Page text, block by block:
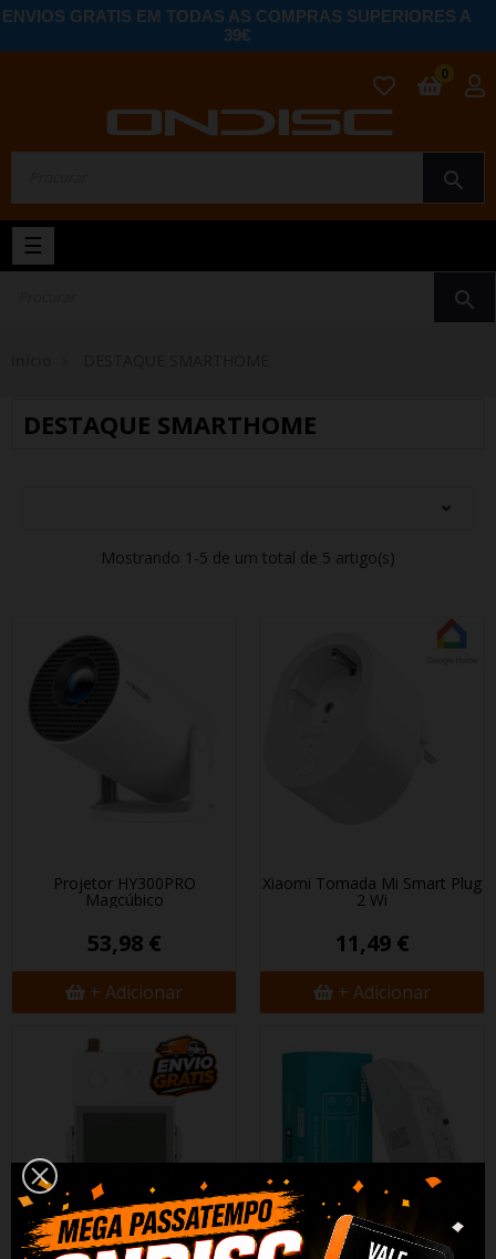
ENVIOS GRATIS EM TODAS AS COMPRAS SUPERIORES A
39€
search
0
Toggle
navigation
☰
search
DESTAQUE SMARTHOME
Mostrando 1-5 de um total de 5 artigo(s)
Projetor HY300PRO
Magcúbico
53,98 €
+ Adicionar
Xiaomi Tomada Mi Smart Plug
2 Wifi
11,49 €
+ Adicionar